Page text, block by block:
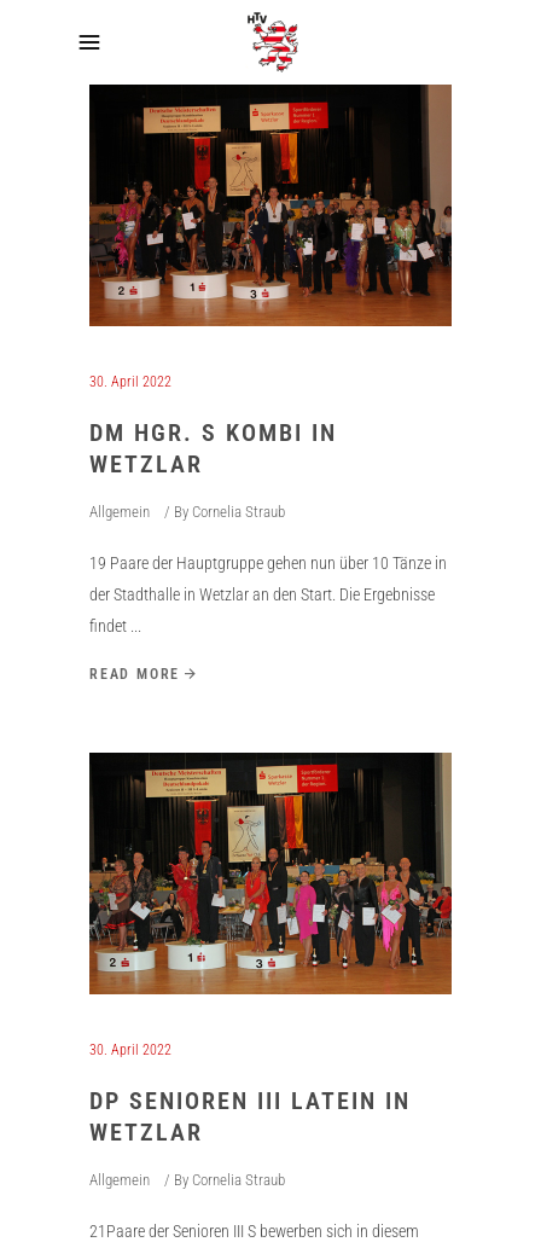
30. April 2022
DM HGR. S KOMBI IN
WETZLAR
Allgemein By Cornelia Straub
19 Paare der Hauptgruppe gehen nun über 10 Tänze in
der Stadthalle in Wetzlar an den Start. Die Ergebnisse
findet
READ MORE
30. April 2022
DP SENIOREN III LATEIN IN
WETZLAR
Allgemein By Cornelia Straub
21Paare der Senioren III S bewerben sich in diesem